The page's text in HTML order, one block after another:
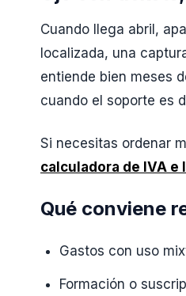
Cuando llega abril,
localizada, una
entiende bien meses
cuando el soporte es
Si necesitas ordenar
calculadora de IVA e
Qué conviene
Gastos con uso
Formación o